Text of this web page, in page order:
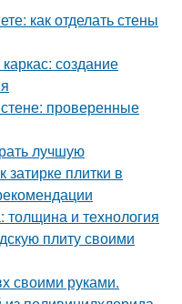
как отделать стены
создание
проверенные
лучшую
плитки в
и технология
плиту своими
своими руками.